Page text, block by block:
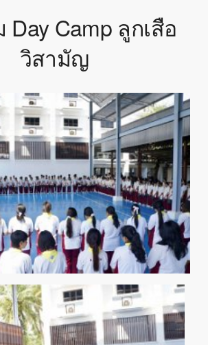
Day Camp ลูกเสือ
วิสามัญ